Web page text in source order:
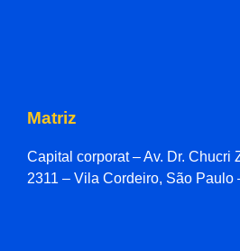
Matriz
Capital corporat – Av. Dr. Chucri
2311 – Vila Cordeiro, São Paulo